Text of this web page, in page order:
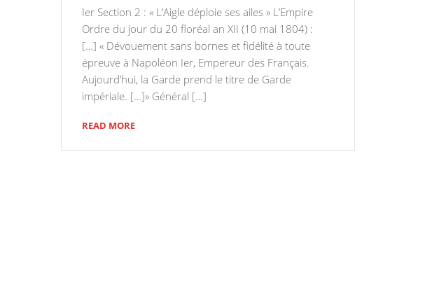
Ier Section 2 : « L’Aigle déploie ses ailes » L’Empire
Ordre du jour du 20 floréal an XII (10 mai 1804) :
[…] « Dévouement sans bornes et fidélité à toute
épreuve à Napoléon Ier, Empereur des Français.
Aujourd’hui, la Garde prend le titre de Garde
impériale. […]» Général […]
READ MORE